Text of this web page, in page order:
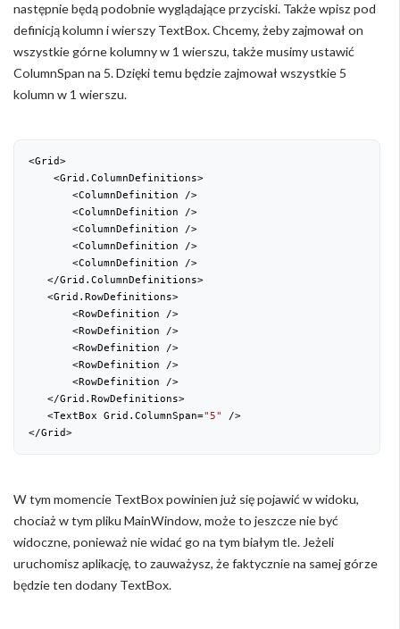
następnie będą podobnie wyglądające przyciski. Także wpisz pod
definicją kolumn i wierszy TextBox. Chcemy, żeby zajmował on
wszystkie górne kolumny w 1 wierszu, także musimy ustawić
ColumnSpan na 5. Dzięki temu będzie zajmował wszystkie 5
kolumn w 1 wierszu.
<Grid>
    <Grid.ColumnDefinitions>
       <ColumnDefinition />
       <ColumnDefinition />
       <ColumnDefinition />
       <ColumnDefinition />
       <ColumnDefinition />
   </Grid.ColumnDefinitions>
   <Grid.RowDefinitions>
       <RowDefinition />
       <RowDefinition />
       <RowDefinition />
       <RowDefinition />
       <RowDefinition />
   </Grid.RowDefinitions>
   <TextBox Grid.ColumnSpan=
"5"
/>
</Grid>
W tym momencie TextBox powinien już się pojawić w widoku,
chociaż w tym pliku MainWindow, może to jeszcze nie być
widoczne, ponieważ nie widać go na tym białym tle. Jeżeli
uruchomisz aplikację, to zauważysz, że faktycznie na samej górze
będzie ten dodany TextBox.